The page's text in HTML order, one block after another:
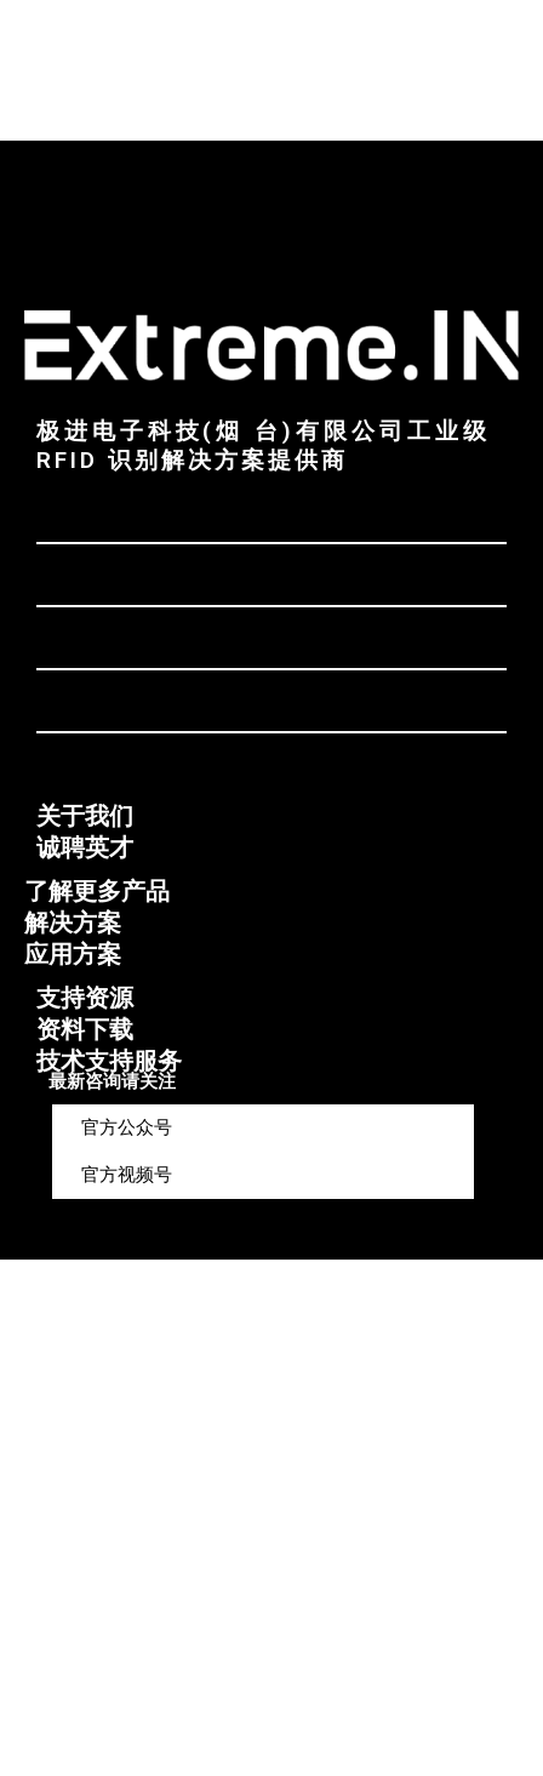
极进电子科技(烟 台)有限公司工业级
RFID 识别解决方案提供商
关于我们
诚聘英才
了解更多产品
解决方案
应用方案
支持资源
资料下载
技术支持服务
最新咨询请关注
官方公众号
官方视频号